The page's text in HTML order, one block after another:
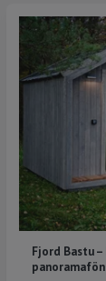
Fjord Bastu